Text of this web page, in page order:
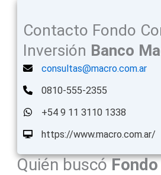
Contacto Fondo
Inversión Banco
consultas@macro.com.ar
0810-555-2355
+54 9 11 3110 1338
https://www.macro.com.ar/
Quién buscó